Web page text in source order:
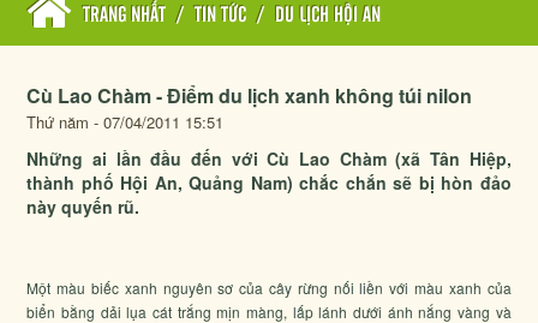
TRANG NHẤT / TIN TỨC / DU LỊCH HỘI AN
Cù Lao Chàm - Điểm du lịch xanh không túi nilon
Thứ năm - 07/04/2011 15:51
Những ai lần đầu đến với Cù Lao Chàm (xã Tân Hiệp,
thành phố Hội An, Quảng Nam) chắc chắn sẽ bị hòn đảo
này quyến rũ.
Một màu biếc xanh nguyên sơ của cây rừng nối liền với màu xanh của
biển bằng dải lụa cát trắng mịn màng, lấp lánh dưới ánh nắng vàng và